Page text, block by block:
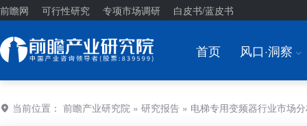
前瞻网 可行性研究 专项市场调研 白皮书/蓝皮书
首页 风口·洞察 I
当前位置： 前瞻产业研究院 » 研究报告 » 电梯专用变频器行业市场